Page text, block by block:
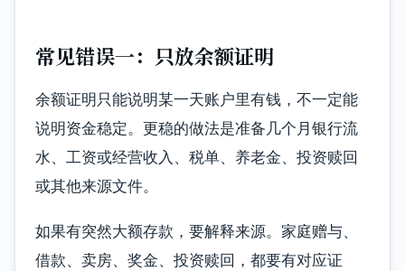
常见错误一：只放余额证明
余额证明只能说明某一天账户里有钱，不一定能
说明资金稳定。更稳的做法是准备几个月银行流
水、工资或经营收入、税单、养老金、投资赎回
或其他来源文件。
如果有突然大额存款，要解释来源。家庭赠与、
借款、卖房、奖金、投资赎回，都要有对应证